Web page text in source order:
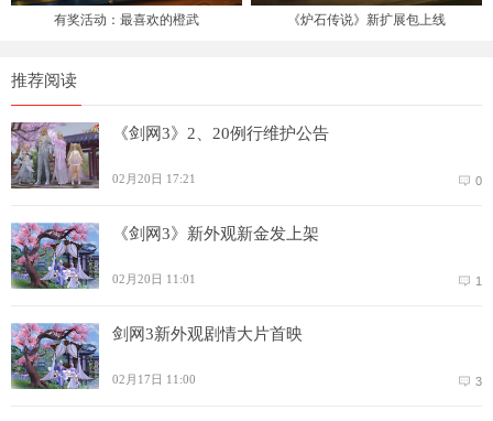
有奖活动：最喜欢的橙武 《炉石传说》新扩展包上线
推荐阅读
《剑网3》2、20例行维护公告
02月20日 17:21 0
《剑网3》新外观新金发上架
02月20日 11:01 1
剑网3新外观剧情大片首映
02月17日 11:00 3